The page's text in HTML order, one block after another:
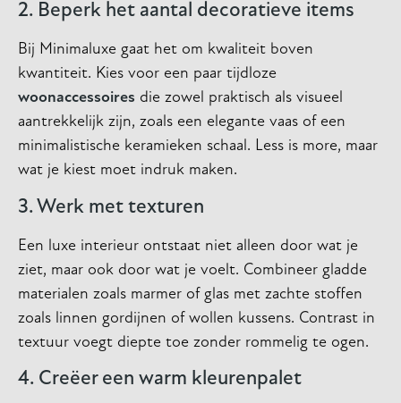
2. Beperk het aantal decoratieve items
Bij Minimaluxe gaat het om kwaliteit boven
kwantiteit. Kies voor een paar tijdloze
woonaccessoires die zowel praktisch als visueel
aantrekkelijk zijn, zoals een elegante vaas of een
minimalistische keramieken schaal. Less is more, maar
wat je kiest moet indruk maken.
3. Werk met texturen
Een luxe interieur ontstaat niet alleen door wat je
ziet, maar ook door wat je voelt. Combineer gladde
materialen zoals marmer of glas met zachte stoffen
zoals linnen gordijnen of wollen kussens. Contrast in
textuur voegt diepte toe zonder rommelig te ogen.
4. Creëer een warm kleurenpalet